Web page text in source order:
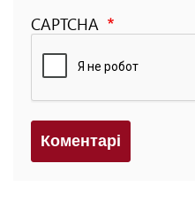
CAPTCHA
Коментарi